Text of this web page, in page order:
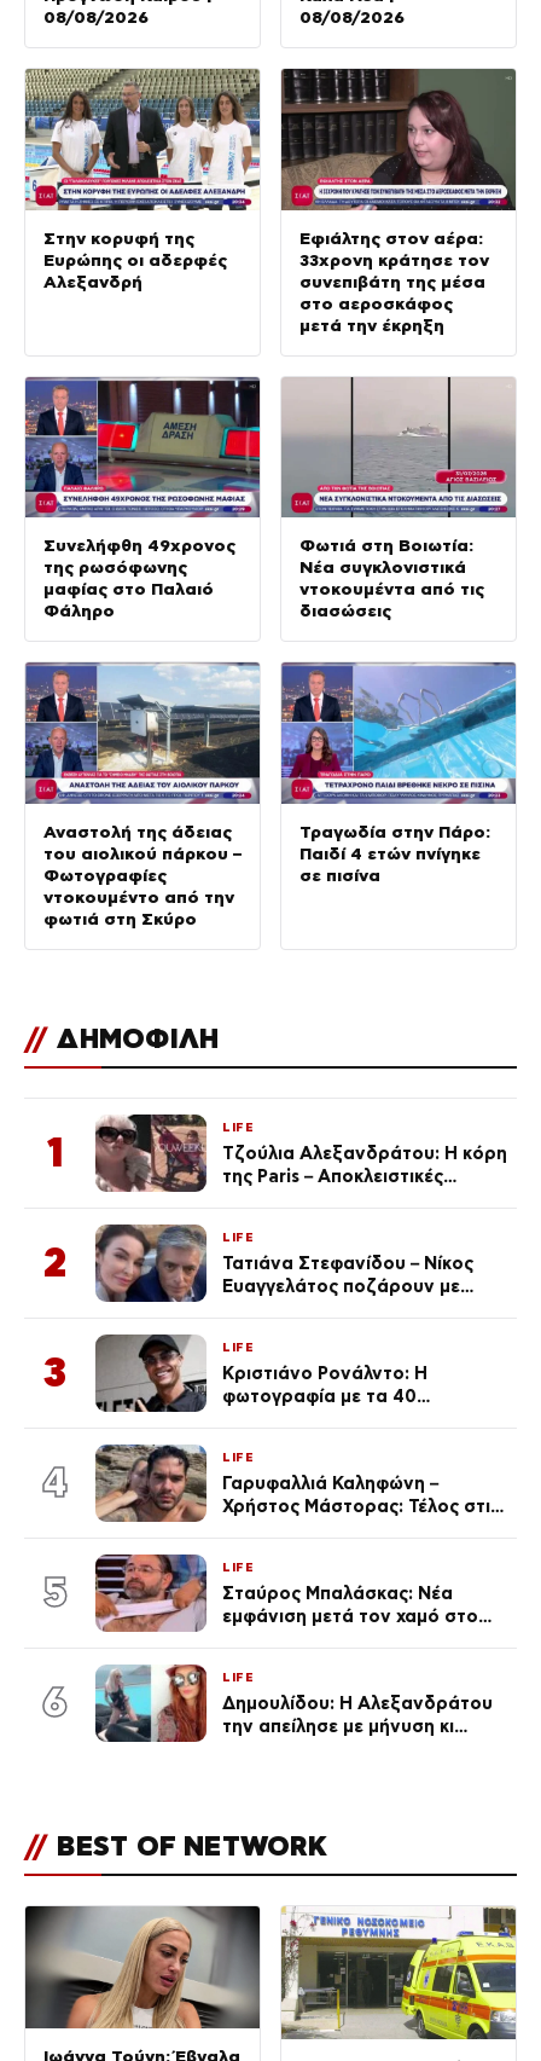
08/08/2026
08/08/2026
Στην κορυφή της
Ευρώπης οι αδερφές
Αλεξανδρή
Εφιάλτης στον αέρα:
33χρονη κράτησε τον
συνεπιβάτη της μέσα
στο αεροσκάφος
μετά την έκρηξη
Συνελήφθη 49χρονος
της ρωσόφωνης
μαφίας στο Παλαιό
Φάληρο
Φωτιά στη Βοιωτία:
Νέα συγκλονιστικά
ντοκουμέντα από τις
διασώσεις
Αναστολή της άδειας
του αιολικού πάρκου –
Φωτογραφίες
ντοκουμέντο από την
φωτιά στη Σκύρο
Τραγωδία στην Πάρο:
Παιδί 4 ετών πνίγηκε
σε πισίνα
// ΔΗΜΟΦΙΛΗ
1
LIFE
Τζούλια Αλεξανδράτου: Η κόρη
της Paris – Αποκλειστικές
2
LIFE
Τατιάνα Στεφανίδου – Νίκος
Ευαγγελάτος ποζάρουν με
3
LIFE
Κριστιάνο Ρονάλντο: Η
φωτογραφία με τα 40
εκ. likes
4
LIFE
Γαρυφαλλιά Καληφώνη –
Χρήστος Μάστορας: Τέλος στις
5
LIFE
Σταύρος Μπαλάσκας: Νέα
εμφάνιση μετά τον χαμό στο
6
LIFE
Δημουλίδου: Η Αλεξανδράτου
την απείλησε με μήνυση κι
// BEST OF NETWORK
Ιωάννα Τούνη: Έβγαλα